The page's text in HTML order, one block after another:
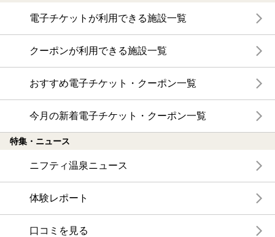
電子チケットが利用できる施設一覧
クーポンが利用できる施設一覧
おすすめ電子チケット・クーポン一覧
今月の新着電子チケット・クーポン一覧
特集・ニュース
ニフティ温泉ニュース
体験レポート
口コミを見る